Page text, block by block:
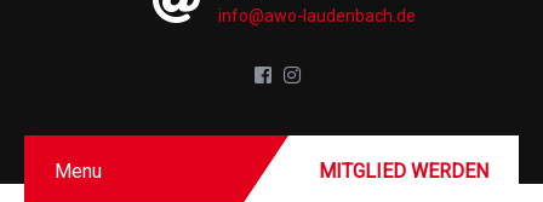
info@awo-laudenbach.de
Menu MITGLIED WERDEN